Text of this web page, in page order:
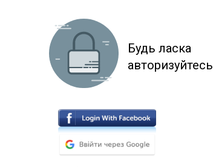
Будь ласка
авторизуйтесь